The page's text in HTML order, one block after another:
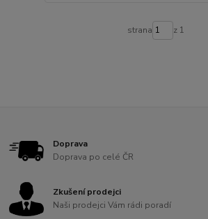
strana z 1
Doprava
Doprava po celé ČR
Zkušení prodejci
Naši prodejci Vám rádi poradí